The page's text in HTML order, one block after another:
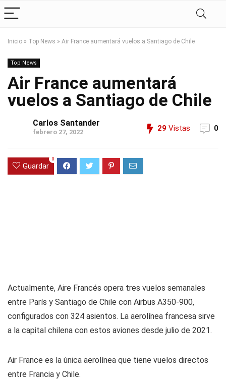
Inicio » Top News » Air France aumentará vuelos a Santiago de Chile
Top News
Air France aumentará
vuelos a Santiago de Chile
Carlos Santander
febrero 27, 2022 29 Vistas 0
Guardar
0
Actualmente, Aire Francés opera tres vuelos semanales
entre París y Santiago de Chile con Airbus A350-900,
configurados con 324 asientos. La aerolínea francesa sirve
a la capital chilena con estos aviones desde julio de 2021.
Air France es la única aerolínea que tiene vuelos directos
entre Francia y Chile.